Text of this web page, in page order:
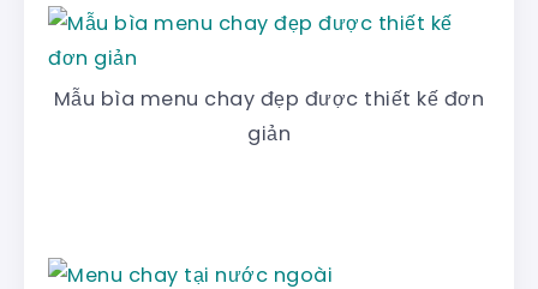
Mẫu bìa menu chay đẹp được thiết kế đơn
giản